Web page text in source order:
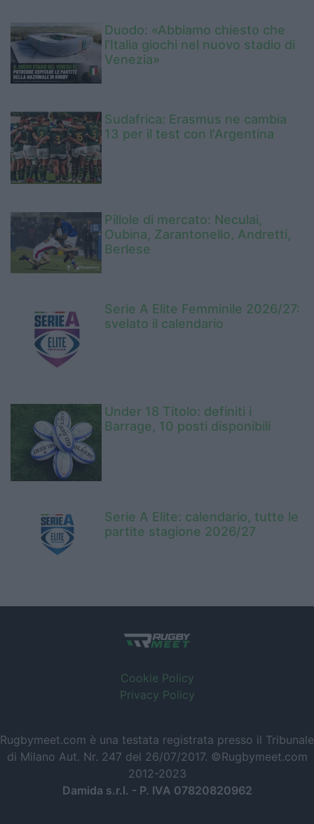
Duodo: «Abbiamo chiesto che
l’Italia giochi nel nuovo stadio di
Venezia»
Sudafrica: Erasmus ne cambia
13 per il test con l'Argentina
Pillole di mercato: Neculai,
Oubina, Zarantonello, Andretti,
Berlese
Serie A Elite Femminile 2026/27:
svelato il calendario
Under 18 Titolo: definiti i
Barrage, 10 posti disponibili
Serie A Elite: calendario, tutte le
partite stagione 2026/27
Cookie Policy
Privacy Policy
Rugbymeet.com è una testata registrata presso il Tribunale
di Milano Aut. Nr. 247 del 26/07/2017. ©Rugbymeet.com
2012-2023
Damida s.r.l. - P. IVA 07820820962